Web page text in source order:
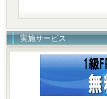
実施サービス